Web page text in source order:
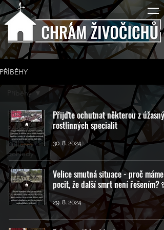
PŘÍBĚHY
Příběhy
Rozhovory
Kulturní
pohledy
Mučící
nástroje
Mučící lidé
Příběhy
Přijďte ochutnat některou z
rostlinných specialit
30. 8. 2024
Velice smutná situace - proč máme
pocit, že další smrt není řešením? 🙈
29. 8. 2024